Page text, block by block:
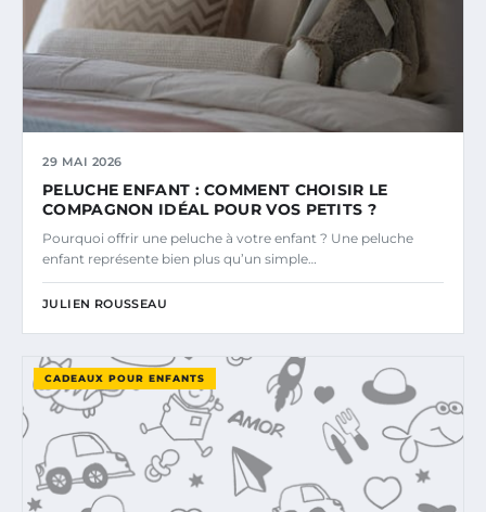
29 MAI 2026
PELUCHE ENFANT : COMMENT CHOISIR LE
COMPAGNON IDÉAL POUR VOS PETITS ?
Pourquoi offrir une peluche à votre enfant ? Une peluche
enfant représente bien plus qu’un simple…
JULIEN ROUSSEAU
CADEAUX POUR ENFANTS